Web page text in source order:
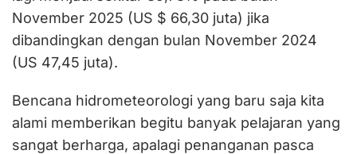
November 2025 (US $ 66,30 juta) jika
dibandingkan dengan bulan November 2024
(US 47,45 juta).
Bencana hidrometeorologi yang baru saja kita
alami memberikan begitu banyak pelajaran yang
sangat berharga, apalagi penanganan pasca